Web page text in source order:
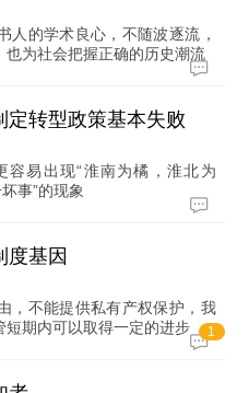
人的学术良心，不随波逐流，
为社会把握正确的历史潮流
定转型政策基本失败
容易出现“淮南为橘，淮北为
事”的现象
度基因
，不能提供私有产权保护，我
期内可以取得一定的进步
1